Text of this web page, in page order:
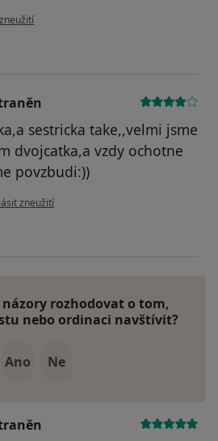
uživatele Pacient
sestricka take,,velmi jsme
dvojcatka,a vzdy ochotne
povzbudi:))
názoru uživatele Váš účet byl odstraněn
zneužití
rozhodovat o tom,
nebo ordinaci navštívit?
Ano Ne